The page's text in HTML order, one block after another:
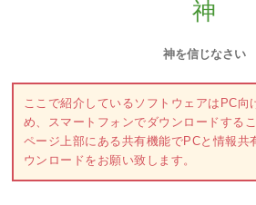
神
神を信じなさい
ここで紹介しているソフトウェアはPC向
め、スマートフォンでダウンロードする
ページ上部にある共有機能でPCと情報共
ウンロードをお願い致します。